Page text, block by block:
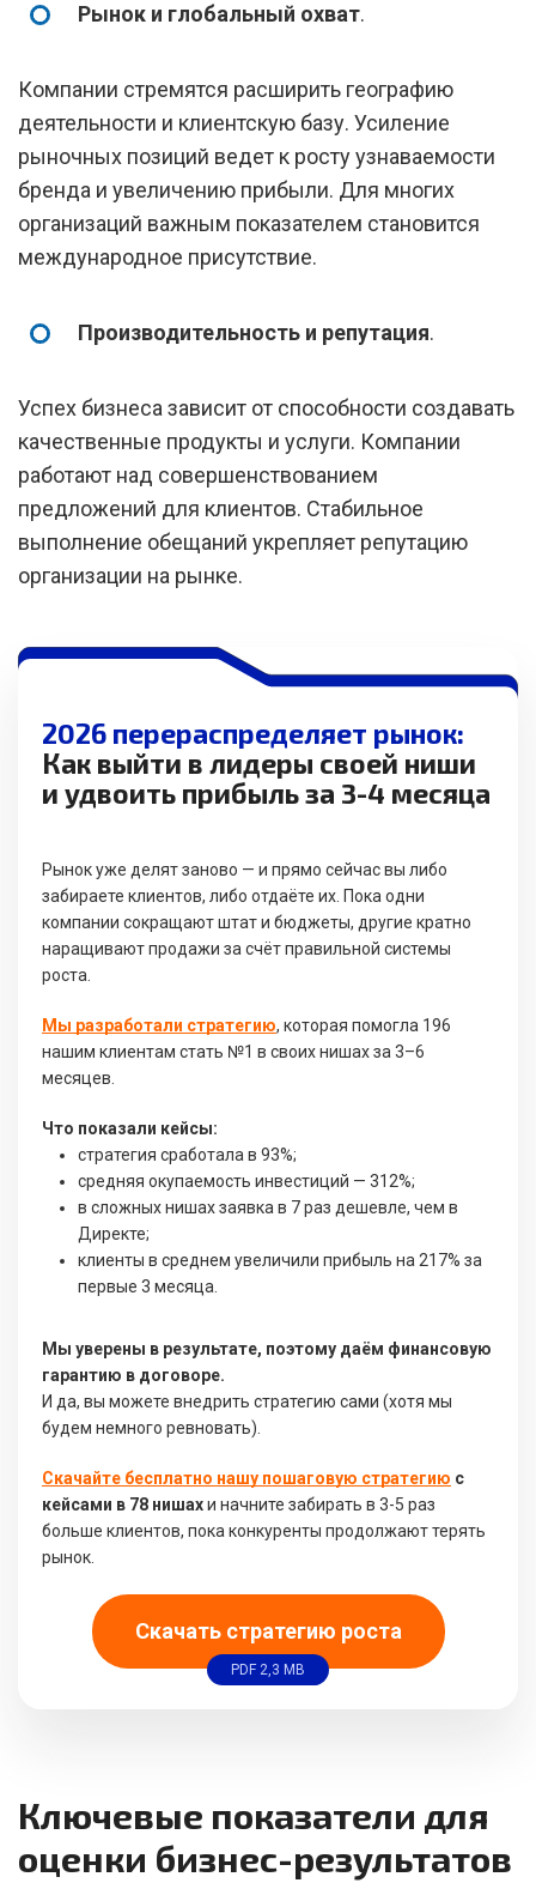
Рынок и глобальный охват.
Компании стремятся расширить географию
деятельности и клиентскую базу. Усиление
рыночных позиций ведет к росту узнаваемости
бренда и увеличению прибыли. Для многих
организаций важным показателем становится
международное присутствие.
Производительность и репутация.
Успех бизнеса зависит от способности создавать
качественные продукты и услуги. Компании
работают над совершенствованием
предложений для клиентов. Стабильное
выполнение обещаний укрепляет репутацию
организации на рынке.
2026 перераспределяет рынок:
Как выйти в лидеры своей ниши
и удвоить прибыль за 3-4 месяца
Рынок уже делят заново — и прямо сейчас вы либо
забираете клиентов, либо отдаёте их. Пока одни
компании сокращают штат и бюджеты, другие кратно
наращивают продажи за счёт правильной системы
роста.
Мы разработали стратегию, которая помогла 196
нашим клиентам стать №1 в своих нишах за 3–6
месяцев.
Что показали кейсы:
стратегия сработала в 93%;
средняя окупаемость инвестиций — 312%;
в сложных нишах заявка в 7 раз дешевле, чем в
Директе;
клиенты в среднем увеличили прибыль на 217% за
первые 3 месяца.
Мы уверены в результате, поэтому даём финансовую
гарантию в договоре.
И да, вы можете внедрить стратегию сами (хотя мы
будем немного ревновать).
Скачайте бесплатно нашу пошаговую стратегию с
кейсами в 78 нишахи начните забирать в 3-5 раз
больше клиентов, пока конкуренты продолжают терять
рынок.
Скачать стратегию роста
PDF 2,3 MB
Ключевые показатели для
оценки бизнес-результатов